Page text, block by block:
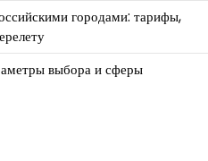
городами: тарифы,
выбора и сферы